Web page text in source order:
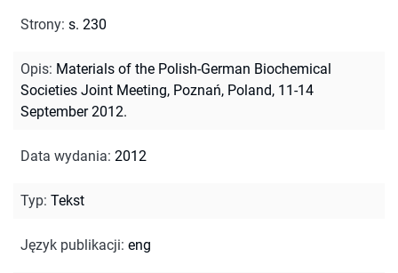
Strony: s. 230
Opis: Materials of the Polish-German Biochemical
Societies Joint Meeting, Poznań, Poland, 11-14
September 2012.
Data wydania: 2012
Typ: Tekst
Język publikacji: eng